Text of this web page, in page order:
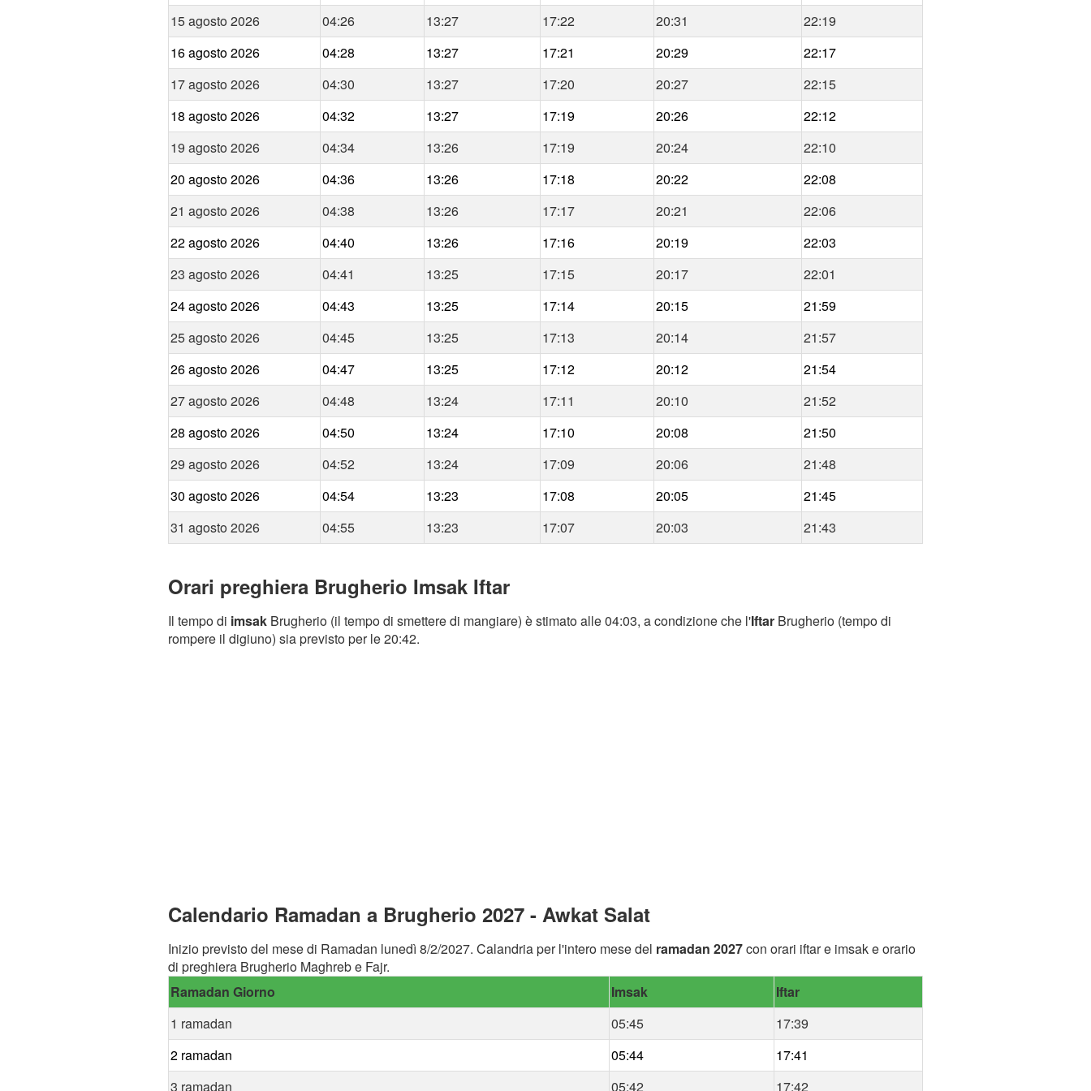
15 agosto 2026
04:26 13:27 17:22 20:31
22:19
16 agosto 2026
04:28 13:27 17:21 20:29
22:17
17 agosto 2026
04:30 13:27 17:20 20:27
22:15
18 agosto 2026
04:32 13:27 17:19 20:26
22:12
19 agosto 2026
04:34 13:26 17:19 20:24
22:10
20 agosto 2026
04:36 13:26 17:18 20:22
22:08
21 agosto 2026
04:38 13:26 17:17 20:21
22:06
22 agosto 2026
04:40 13:26 17:16 20:19
22:03
23 agosto 2026
04:41 13:25 17:15 20:17
22:01
24 agosto 2026
04:43 13:25 17:14 20:15
21:59
25 agosto 2026
04:45 13:25 17:13 20:14
21:57
26 agosto 2026
04:47 13:25 17:12 20:12
21:54
27 agosto 2026
04:48 13:24 17:11 20:10
21:52
28 agosto 2026
04:50 13:24 17:10 20:08
21:50
29 agosto 2026
04:52 13:24 17:09 20:06
21:48
30 agosto 2026
04:54 13:23 17:08 20:05
21:45
31 agosto 2026
04:55 13:23 17:07 20:03 21:43
Orari preghiera Brugherio Imsak Iftar
Il tempo di imsak Brugherio (il tempo di smettere di mangiare) è stimato alle 04:03, a condizione che l'Iftar Brugherio (tempo di
rompere il digiuno) sia previsto per le 20:42.
Calendario Ramadan a Brugherio 2027 - Awkat Salat
Inizio previsto del mese di Ramadan lunedì 8/2/2027. Calandria per l'intero mese del ramadan 2027con orari iftar e imsak e orario
di preghiera Brugherio Maghreb e Fajr.
Ramadan Giorno
Imsak
Iftar
1 ramadan
05:45
17:39
2 ramadan
05:44
17:41
3 ramadan
05:42 17:42